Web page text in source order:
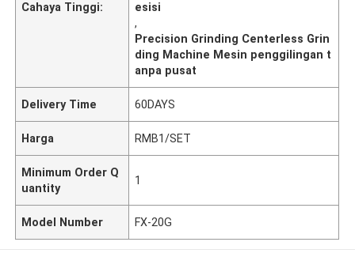
Cahaya Tinggi:
esisi
,
Precision Grinding Centerless Grin
ding Machine Mesin penggilingan t
anpa pusat
Delivery Time 60DAYS
Harga RMB1/SET
Minimum Order Q
uantity
1
Model Number FX-20G